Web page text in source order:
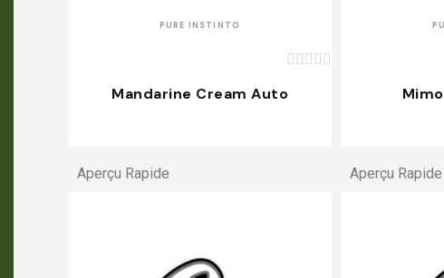
PURE INSTINTO
    
Mandarine Cream Auto
Aperçu Rapide Aperçu Rapide